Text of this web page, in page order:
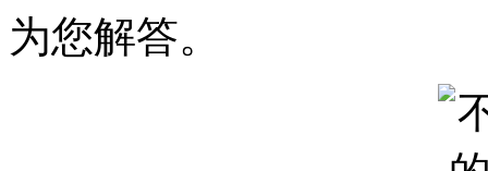
为您解答。